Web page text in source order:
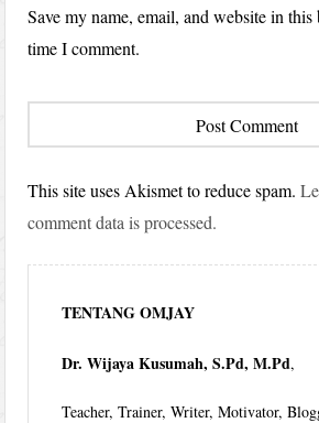
Save my name, email, and website in
time I comment.
This site uses Akismet to reduce spam.
comment data is processed.
TENTANG OMJAY
Dr. Wijaya Kusumah, S.Pd, M.Pd,
Teacher, Trainer, Writer, Motivator,